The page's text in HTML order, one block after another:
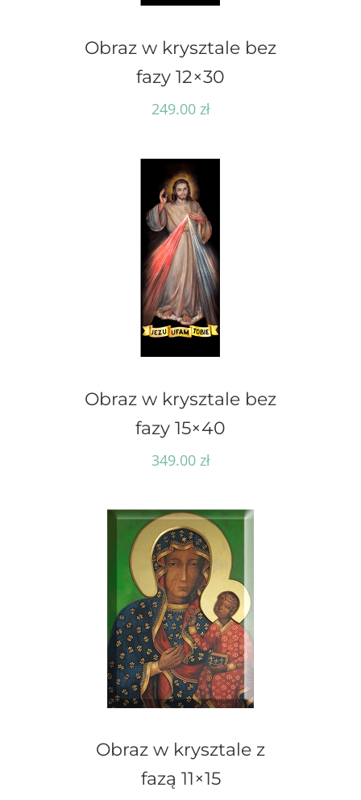
Obraz w krysztale bez
fazy 12×30
249.00 zł
Obraz w krysztale bez
fazy 15×40
349.00 zł
Obraz w krysztale z
fazą 11×15